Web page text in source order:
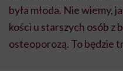
była młoda. Nie wiemy,
kości u starszych osób z
osteoporozą. To będzie